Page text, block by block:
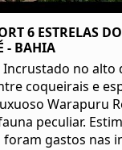
6 ESTRELAS
- BAHIA
Incrustado no alto
coqueirais e
Warapuru
peculiar.
foram gastos nas